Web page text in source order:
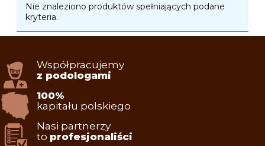
Nie znaleziono produktów spełniających podane
kryteria.
Współpracujemy
z podologami
100%
kapitału polskiego
Nasi partnerzy
to profesjonaliści